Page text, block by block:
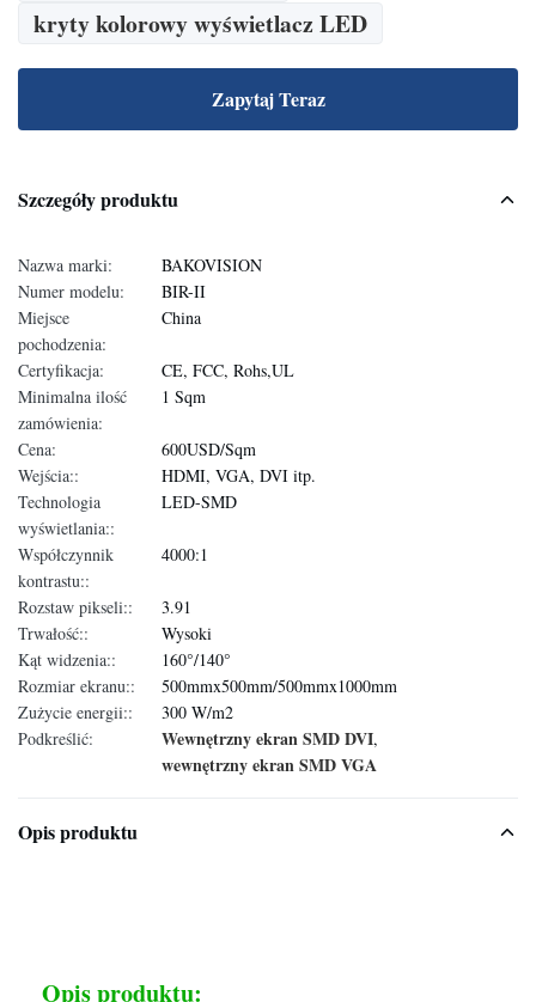
kryty kolorowy wyświetlacz LED
Zapytaj Teraz
Szczegóły produktu
Nazwa marki:
BAKOVISION
Numer modelu:
BIR-II
Miejsce
pochodzenia:
China
Certyfikacja:
CE, FCC, Rohs,UL
Minimalna ilość
zamówienia:
1 Sqm
Cena:
600USD/Sqm
Wejścia::
HDMI, VGA, DVI itp.
Technologia
wyświetlania::
LED-SMD
Współczynnik
kontrastu::
4000:1
Rozstaw pikseli::
3.91
Trwałość::
Wysoki
Kąt widzenia::
160°/140°
Rozmiar ekranu::
500mmx500mm/500mmx1000mm
Zużycie energii::
300 W/m2
Podkreślić:
Wewnętrzny ekran SMD DVI,
wewnętrzny ekran SMD VGA
Opis produktu
Opis produktu: